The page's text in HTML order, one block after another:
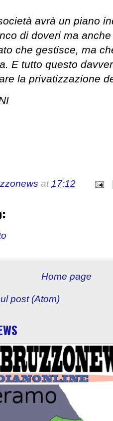
avrà un piano
di doveri ma
che gestisce, ma
E tutto questo
la privatizzazione
at17:12
Home page
post (Atom)